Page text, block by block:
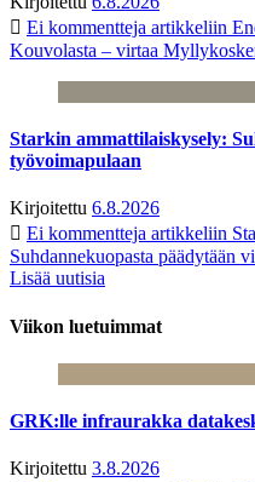
Ei kommentteja artikkeliin
Kouvolasta – virtaa
Starkin ammattilaiskysely:
työvoimapulaan
Kirjoitettu 6.8.2026
Ei kommentteja artikkeliin
Suhdannekuopasta päädytään
Lisää uutisia
Viikon luetuimmat
GRK:lle infraurakka
Kirjoitettu 3.8.2026